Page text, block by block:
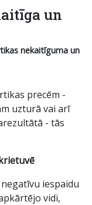
un
nekaitīguma un
precēm -
uzturā vai arī
- tās
iespaidu
vidi,